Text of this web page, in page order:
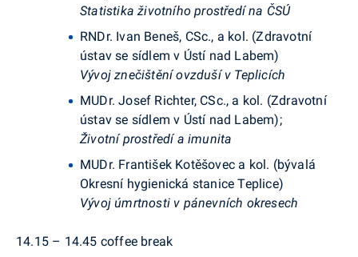
Statistika životního prostředí na ČSÚ
RNDr. Ivan Beneš, CSc., a kol. (Zdravotní
ústav se sídlem v Ústí nad Labem)
Vývoj znečištění ovzduší v Teplicích
MUDr. Josef Richter, CSc., a kol. (Zdravotní
ústav se sídlem v Ústí nad Labem);
Životní prostředí a imunita
MUDr. František Kotěšovec a kol. (bývalá
Okresní hygienická stanice Teplice)
Vývoj úmrtnosti v pánevních okresech
14.15 – 14.45 coffee break